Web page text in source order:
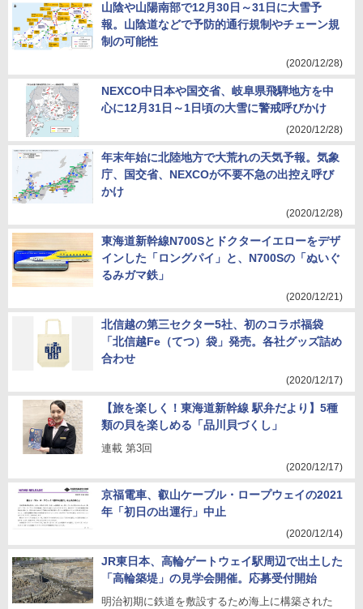
山陰や山陽南部で12月30日～31日に大雪予
報。山陰道などで予防的通行規制やチェーン規
制の可能性
(2020/12/28)
NEXCO中日本や国交省、岐阜県飛騨地方を中
心に12月31日～1日頃の大雪に警戒呼びかけ
(2020/12/28)
年末年始に北陸地方で大荒れの天気予報。気象
庁、国交省、NEXCOが不要不急の出控え呼び
かけ
(2020/12/28)
東海道新幹線N700Sとドクターイエローをデザ
インした「ロングパイ」と、N700Sの「ぬいぐ
るみガマ鉄」
(2020/12/21)
北信越の第三セクター5社、初のコラボ福袋
「北信越Fe（てつ）袋」発売。各社グッズ詰め
合わせ
(2020/12/17)
【旅を楽しく！東海道新幹線 駅弁だより】5種
類の貝を楽しめる「品川貝づくし」
連載 第3回
(2020/12/17)
京福電車、叡山ケーブル・ロープウェイの2021
年「初日の出運行」中止
(2020/12/14)
JR東日本、高輪ゲートウェイ駅周辺で出土した
「高輪築堤」の見学会開催。応募受付開始
明治初期に鉄道を敷設するため海上に構築された